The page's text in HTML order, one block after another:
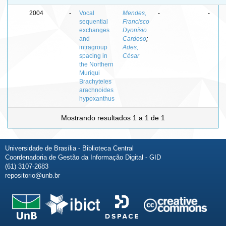
2004 -
Vocal
sequential
exchanges
and
intragroup
spacing in
the Northern
Muriqui
Brachyteles
arachnoides
hypoxanthus
Mendes,
Francisco
Dyonísio
Cardoso;
Ades,
César
- -
Mostrando resultados 1 a 1 de 1
Universidade de Brasília - Biblioteca Central
Coordenadoria de Gestão da Informação Digital - GID
(61) 3107-2683
repositorio@unb.br